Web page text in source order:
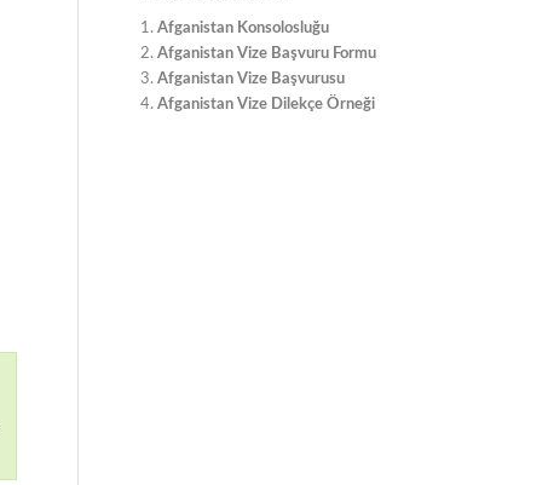
Afganistan Konsolosluğu
Afganistan Vize Başvuru Formu
Afganistan Vize Başvurusu
Afganistan Vize Dilekçe Örneği